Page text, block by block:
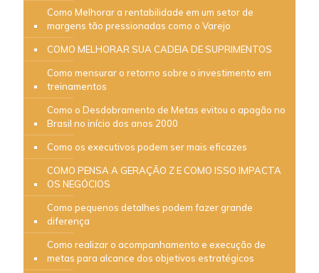
Como Melhorar a rentabilidade em um setor de
margens tão pressionadas como o Varejo
COMO MELHORAR SUA CADEIA DE SUPRIMENTOS
Como mensurar o retorno sobre o investimento em
treinamentos
Como o Desdobramento de Metas evitou o apagão no
Brasil no início dos anos 2000
Como os executivos podem ser mais eficazes
COMO PENSA A GERAÇÃO Z E COMO ISSO IMPACTA
OS NEGÓCIOS
Como pequenos detalhes podem fazer grande
diferença
Como realizar o acompanhamento e execução de
metas para alcance dos objetivos estratégicos